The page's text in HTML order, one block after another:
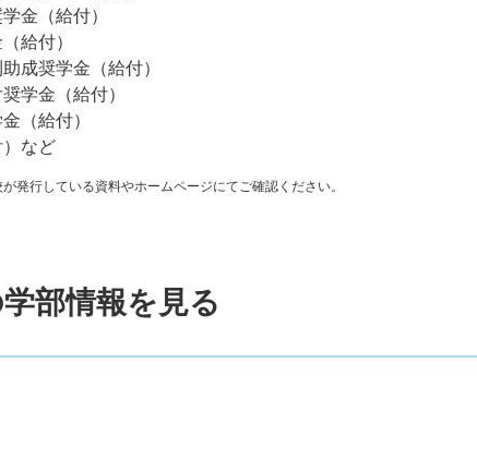
金（給付）
給付）
成奨学金（給付）
学金（給付）
（給付）
など
発行している資料やホームページにてご確認ください。
部情報を見る